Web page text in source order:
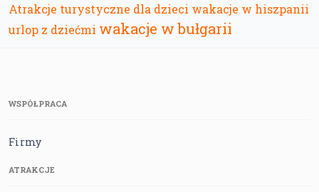
Atrakcje turystyczne dla dzieci wakacje w hiszpanii
urlop z dziećmi wakacje w bułgarii
WSPÓŁPRACA
Firmy
ATRAKCJE